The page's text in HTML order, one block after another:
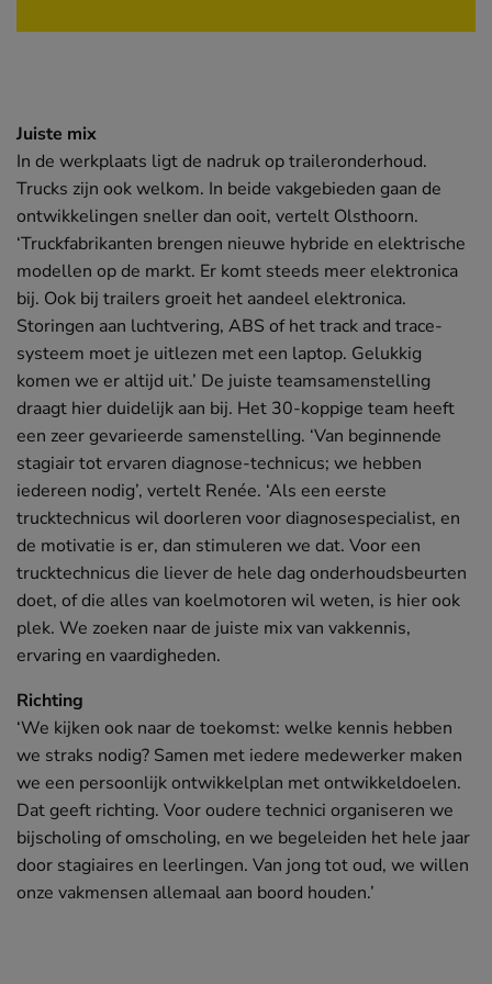
Juiste mix
In de werkplaats ligt de nadruk op traileronderhoud.
Trucks zijn ook welkom. In beide vakgebieden gaan de
ontwikkelingen sneller dan ooit, vertelt Olsthoorn.
‘Truckfabrikanten brengen nieuwe hybride en elektrische
modellen op de markt. Er komt steeds meer elektronica
bij. Ook bij trailers groeit het aandeel elektronica.
Storingen aan luchtvering, ABS of het track and trace-
systeem moet je uitlezen met een laptop. Gelukkig
komen we er altijd uit.’ De juiste teamsamenstelling
draagt hier duidelijk aan bij. Het 30-koppige team heeft
een zeer gevarieerde samenstelling. ‘Van beginnende
stagiair tot ervaren diagnose-technicus; we hebben
iedereen nodig’, vertelt Renée. ‘Als een eerste
trucktechnicus wil doorleren voor diagnosespecialist, en
de motivatie is er, dan stimuleren we dat. Voor een
trucktechnicus die liever de hele dag onderhoudsbeurten
doet, of die alles van koelmotoren wil weten, is hier ook
plek. We zoeken naar de juiste mix van vakkennis,
ervaring en vaardigheden.
Richting
‘We kijken ook naar de toekomst: welke kennis hebben
we straks nodig? Samen met iedere medewerker maken
we een persoonlijk ontwikkelplan met ontwikkeldoelen.
Dat geeft richting. Voor oudere technici organiseren we
bijscholing of omscholing, en we begeleiden het hele jaar
door stagiaires en leerlingen. Van jong tot oud, we willen
onze vakmensen allemaal aan boord houden.’